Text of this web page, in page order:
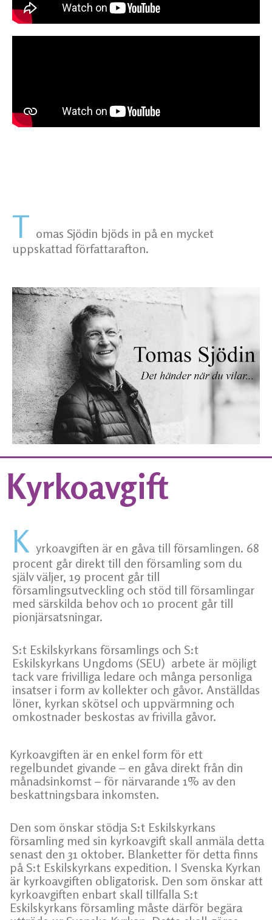
T omas Sjödin bjöds in på en mycket
uppskattad författarafton.
Kyrkoavgift
K yrkoavgiften är en gåva till församlingen. 68
procent går direkt till den församling som du
själv väljer, 19 procent går till
församlingsutveckling och stöd till församlingar
med särskilda behov och 10 procent går till
pionjärsatsningar.
S:t Eskilskyrkans församlings och S:t
Eskilskyrkans Ungdoms (SEU) arbete är möjligt
tack vare frivilliga ledare och många personliga
insatser i form av kollekter och gåvor. Anställdas
löner, kyrkan skötsel och uppvärmning och
omkostnader beskostas av frivilla gåvor.
Kyrkoavgiften är en enkel form för ett
regelbundet givande – en gåva direkt från din
månadsinkomst – för närvarande 1% av den
beskattningsbara inkomsten.
Den som önskar stödja S:t Eskilskyrkans
församling med sin kyrkoavgift skall anmäla detta
senast den 31 oktober. Blanketter för detta finns
på S:t Eskilskyrkans expedition. I Svenska Kyrkan
är kyrkoavgiften obligatorisk. Den som önskar att
kyrkoavgiften enbart skall tillfalla S:t
Eskilskyrkans församling måste därför begära